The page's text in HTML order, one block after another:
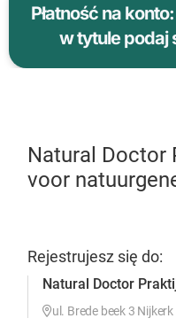
Płatność na
w tytule podaj